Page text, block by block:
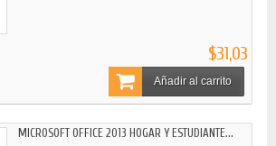
$31,03
Añadir al carrito
MICROSOFT OFFICE 2013 HOGAR Y ESTUDIANTE...